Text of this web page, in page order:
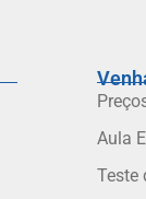
Aula
Teste